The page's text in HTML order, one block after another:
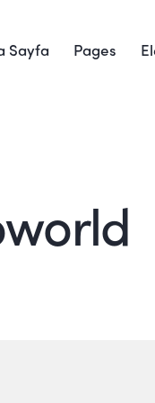
Sayfa Pages